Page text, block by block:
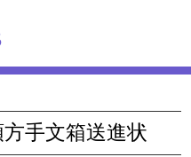
手文箱送進状